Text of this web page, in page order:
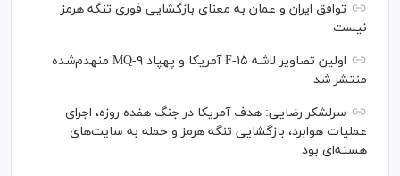
توافق ایران و عمان به معنای بازگشایی فوری تنگه هرمز
نیست
اولین تصاویر لاشه F-۱۵ آمریکا و پهپاد MQ-۹ منهدم‌شده
منتشر شد
سرلشکر رضایی: هدف آمریکا در جنگ هفده روزه، اجرای
عملیات هوابرد، بازگشایی تنگه هرمز و حمله به سایت‌های
هسته‌ای بود